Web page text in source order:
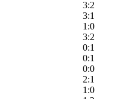
3:2
3:1
1:0
3:2
0:1
0:1
0:0
2:1
1:0